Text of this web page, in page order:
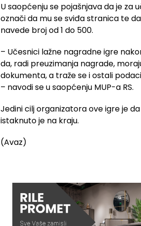
U saopćenju se pojašnjava da je
označi da mu se sviđa stranica te
navede broj od 1 do 500.
– Učesnici lažne nagradne igre
da, radi preuzimanja nagrade,
dokumenta, a traže se i ostali
– navodi se u saopćenju MUP-a RS.
Jedini cilj organizatora ove igre je
istaknuto je na kraju.
(Avaz)